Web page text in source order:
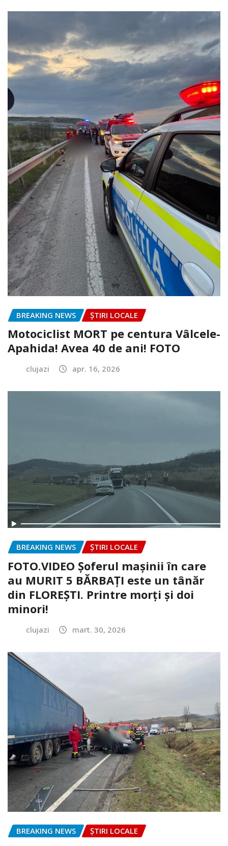
BREAKING NEWS ȘTIRI LOCALE
Motociclist MORT pe centura Vâlcele-
Apahida! Avea 40 de ani! FOTO
clujazi apr. 16, 2026
BREAKING NEWS ȘTIRI LOCALE
FOTO.VIDEO Șoferul mașinii în care
au MURIT 5 BĂRBAȚI este un tânăr
din FLOREȘTI. Printre morți și doi
minori!
clujazi mart. 30, 2026
BREAKING NEWS ȘTIRI LOCALE